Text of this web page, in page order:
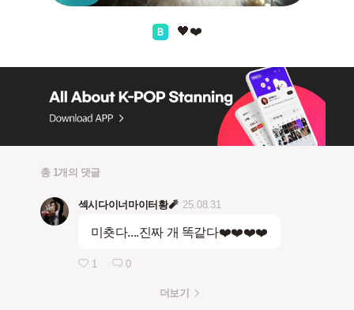
🖤❤️
총 1개의 댓글
섹시다이너마이터황🧨 25.08.31
미춋다....진짜 개 똑같다❤️❤️❤️❤️
1 0
더보기